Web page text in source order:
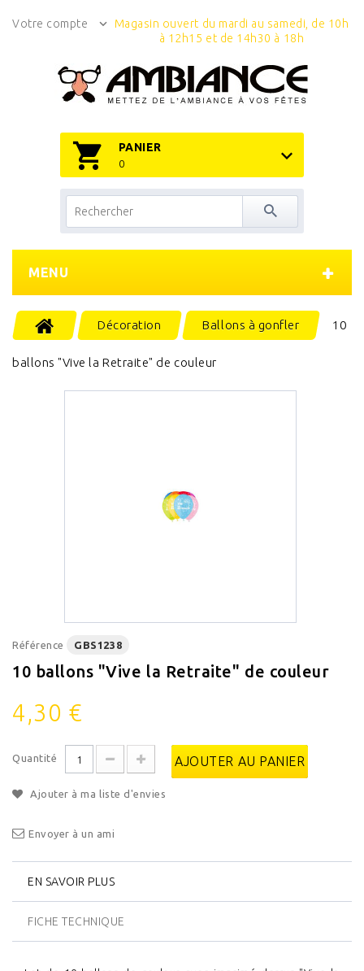
Votre compte
Magasin ouvert du mardi au samedi, de 10h
à 12h15 et de 14h30 à 18h
PANIER
0
MENU
Décoration Ballons à gonfler 10
ballons "Vive la Retraite" de couleur
Référence GBS1238
10 ballons "Vive la Retraite" de couleur
4,30 €
Quantité AJOUTER AU PANIER
Ajouter à ma liste d'envies
Envoyer à un ami
EN SAVOIR PLUS
FICHE TECHNIQUE